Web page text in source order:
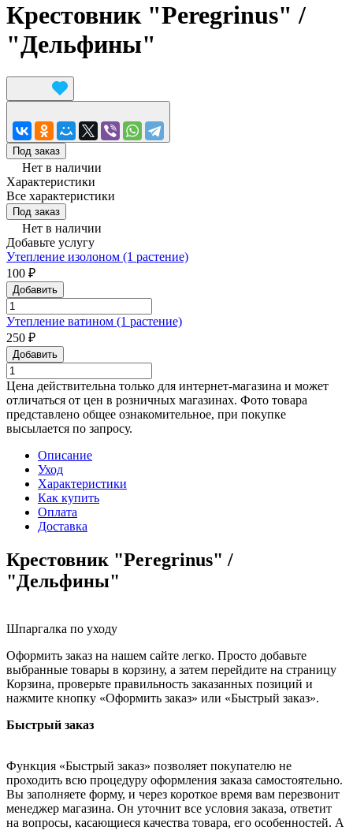
Крестовник "Peregrinus" /
"Дельфины"
Под заказ
Нет в наличии
Характеристики
Все характеристики
Под заказ
Нет в наличии
Добавьте услугу
Утепление изолоном (1 растение)
100 ₽
Добавить
Утепление ватином (1 растение)
250 ₽
Добавить
Цена действительна только для интернет-магазина и может
отличаться от цен в розничных магазинах. Фото товара
представлено общее ознакомительное, при покупке
высылается по запросу.
Описание
Уход
Характеристики
Как купить
Оплата
Доставка
Крестовник "Peregrinus" /
"Дельфины"
Шпаргалка по уходу
Оформить заказ на нашем сайте легко. Просто добавьте
выбранные товары в корзину, а затем перейдите на страницу
Корзина, проверьте правильность заказанных позиций и
нажмите кнопку «Оформить заказ» или «Быстрый заказ».
Быстрый заказ
Функция «Быстрый заказ» позволяет покупателю не
проходить всю процедуру оформления заказа самостоятельно.
Вы заполняете форму, и через короткое время вам перезвонит
менеджер магазина. Он уточнит все условия заказа, ответит
на вопросы, касающиеся качества товара, его особенностей. А